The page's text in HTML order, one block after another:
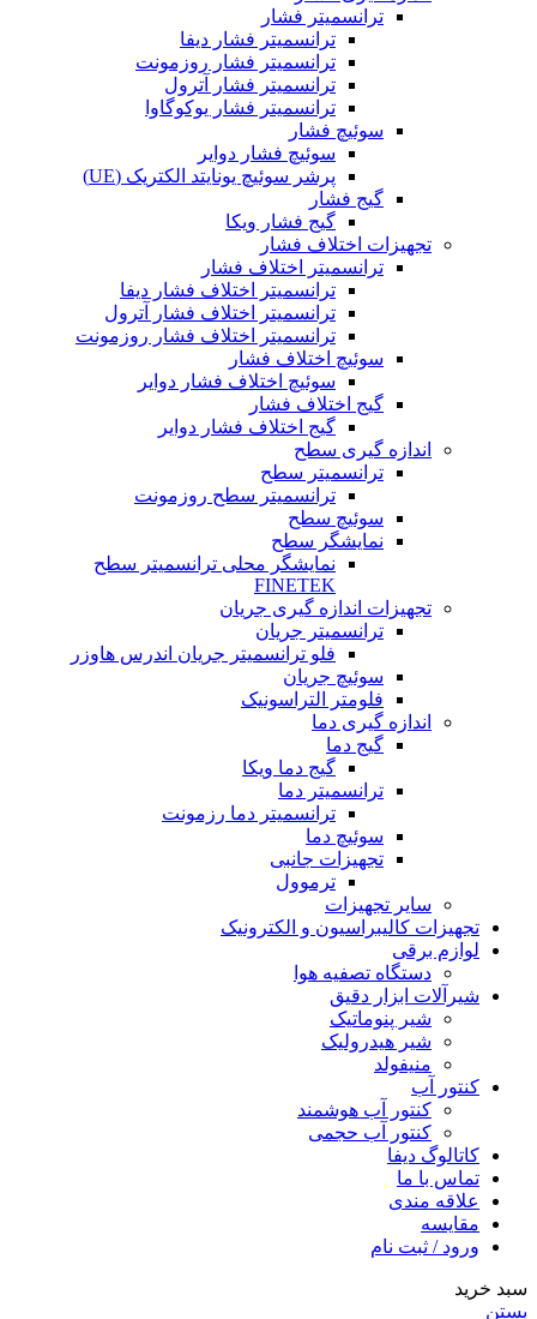
ترانسمیتر فشار
ترانسمیتر فشار دیفا
ترانسمیتر فشار روزمونت
ترانسمیتر فشار آترول
ترانسمیتر فشار یوکوگاوا
سوئیچ فشار
سوئیچ فشار دوایر
پرشر سوئیچ یونایتد الکتریک (UE)
گیج فشار
گیج فشار ویکا
تجهیزات اختلاف فشار
ترانسمیتر اختلاف فشار
ترانسمیتر اختلاف فشار دیفا
ترانسمیتر اختلاف فشار آترول
ترانسمیتر اختلاف فشار روزمونت
سوئیچ اختلاف فشار
سوئیچ اختلاف فشار دوایر
گیج اختلاف فشار
گیج اختلاف فشار دوایر
اندازه گیری سطح
ترانسمیتر سطح
ترانسمیتر سطح روزمونت
سوئیچ سطح
نمایشگر سطح
نمایشگر محلی ترانسمیتر سطح
FINETEK
تجهیزات اندازه گیری جریان
ترانسمیتر جریان
فلو ترانسمیتر جریان اندرس هاوزر
سوئیچ جریان
فلومتر التراسونیک
اندازه گیری دما
گیج دما
گیج دما ویکا
ترانسمیتر دما
ترانسمیتر دما رزمونت
سوئیچ دما
تجهیزات جانبی
ترموول
سایر تجهیزات
تجهیزات کالیبراسیون و الکترونیک
لوازم برقی
دستگاه تصفیه هوا
شیرآلات ابزار دقیق
شیر پنوماتیک
شیر هیدرولیک
منیفولد
کنتور آب
کنتور آب هوشمند
کنتور آب حجمی
کاتالوگ دیفا
تماس با ما
علاقه مندی
مقایسه
ورود / ثبت نام
سبد خرید
بستن